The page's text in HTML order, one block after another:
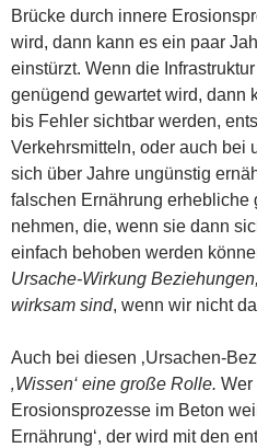
Brücke durch innere
wird, dann kann es ein paar
einstürzt. Wenn die
genügend gewartet wird, dann
bis Fehler sichtbar werden,
Verkehrsmitteln, oder auch bei
sich über Jahre ungünstig
falschen Ernährung erhebliche
nehmen, die, wenn sie dann
einfach behoben werden
Ursache-Wirkung
wirksam sind, wenn wir nicht
Auch bei diesen ‚Ursachen-
‚Wissen‘ eine große Rolle. Wer
Erosionsprozesse im Beton
Ernährung‘, der wird mit den